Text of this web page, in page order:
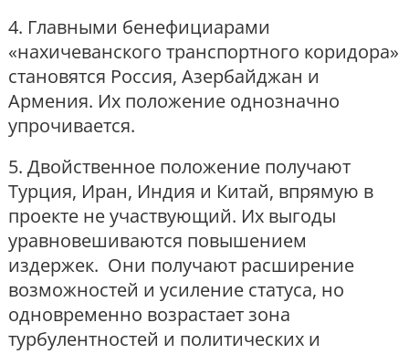
4. Главными бенефициарами
«нахичеванского транспортного коридора»
становятся Россия, Азербайджан и
Армения. Их положение однозначно
упрочивается.
5. Двойственное положение получают
Турция, Иран, Индия и Китай, впрямую в
проекте не участвующий. Их выгоды
уравновешиваются повышением
издержек. Они получают расширение
возможностей и усиление статуса, но
одновременно возрастает зона
турбулентностей и политических и